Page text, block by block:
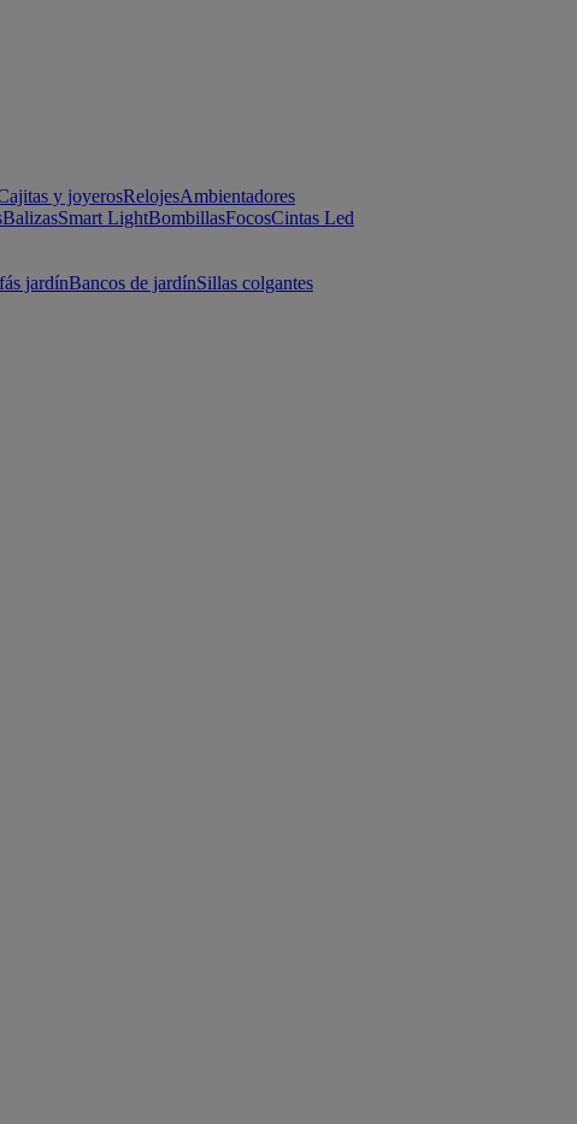
y joyerosRelojesAmbientadores
BalizasSmart LightBombillasFocosCintas Led
jardínBancos de jardínSillas colgantes